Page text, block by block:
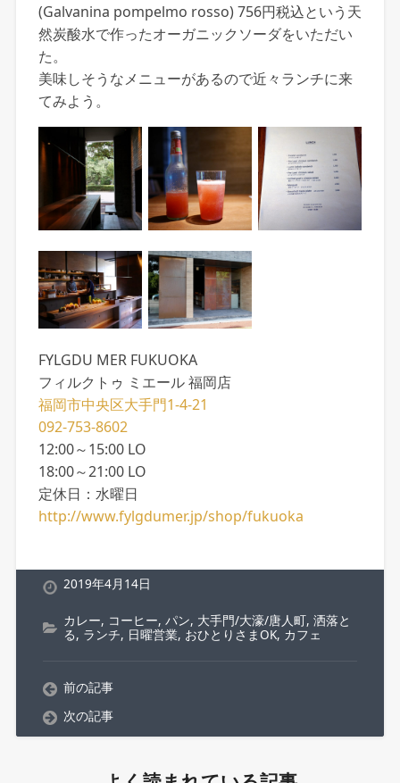
(Galvanina pompelmo rosso) 756円税込という天
然炭酸水で作ったオーガニックソーダをいただい
た。
美味しそうなメニューがあるので近々ランチに来
てみよう。
FYLGDU MER FUKUOKA
フィルクトゥ ミエール 福岡店
福岡市中央区大手門1-4-21
092-753-8602
12:00～15:00 LO
18:00～21:00 LO
定休日：水曜日
http://www.fylgdumer.jp/shop/fukuoka
2019年4月14日
カレー, コーヒー, パン, 大手門/大濠/唐人町, 洒落と
る, ランチ, 日曜営業, おひとりさまOK, カフェ
前の記事
次の記事